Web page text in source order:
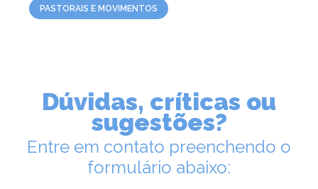
PASTORAIS E MOVIMENTOS
Dúvidas, críticas ou
sugestões?
Entre em contato preenchendo o
formulário abaixo: